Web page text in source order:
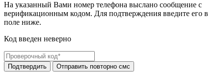
На указанный Вами номер телефона выслано сообщение с
верификационным кодом. Для подтверждения введите его в
поле ниже.
Код введен неверно